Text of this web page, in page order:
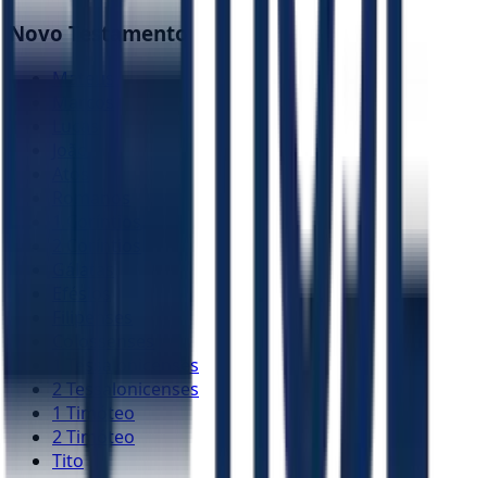
Novo Testamento
Mateus
1 Tessalonicenses
2 Tessalonicenses
1 Timóteo
2 Timóteo
Tito